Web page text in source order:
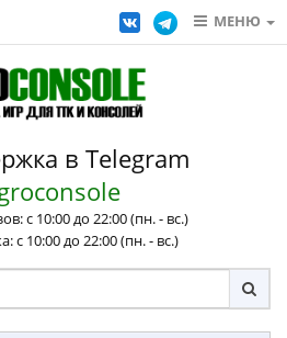
МЕНЮ
в Telegram
с 10:00 до 22:00 (пн. - вс.)
с 10:00 до 22:00 (пн. - вс.)